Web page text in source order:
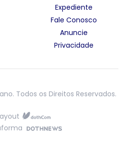
Expediente
Fale Conosco
Anuncie
Privacidade
Todos os Direitos Reservados.